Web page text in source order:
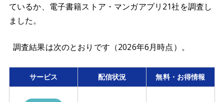
ているか、電子書籍ストア・マンガアプリ21社を調査し
ました。
調査結果は次のとおりです（2026年6月時点）。
サービス 配信状況 無料・お得情報